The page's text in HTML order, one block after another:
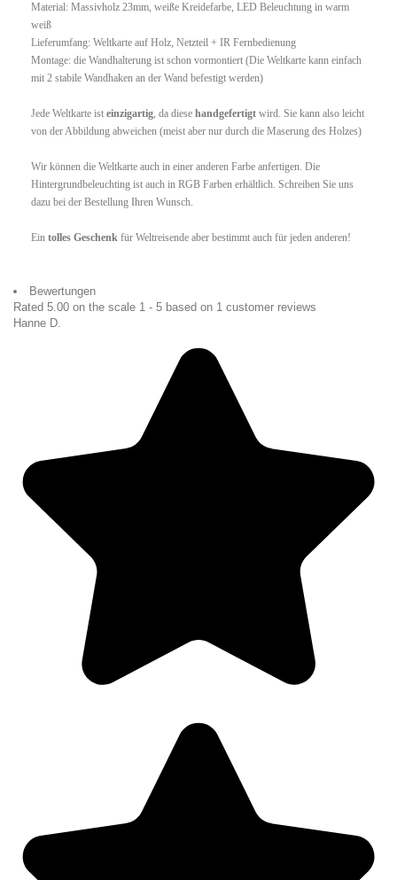
Material: Massivholz 23mm, weiße Kreidefarbe, LED Beleuchtung in warm
weiß
Lieferumfang: Weltkarte auf Holz, Netzteil + IR Fernbedienung
Montage: die Wandhalterung ist schon vormontiert (Die Weltkarte kann einfach
mit 2 stabile Wandhaken an der Wand befestigt werden)
Jede Weltkarte ist einzigartig, da diese handgefertigt wird. Sie kann also leicht
von der Abbildung abweichen (meist aber nur durch die Maserung des Holzes)
Wir können die Weltkarte auch in einer anderen Farbe anfertigen. Die
Hintergrundbeleuchting ist auch in RGB Farben erhältlich. Schreiben Sie uns
dazu bei der Bestellung Ihren Wunsch.
Ein tolles Geschenk für Weltreisende aber bestimmt auch für jeden anderen!
Bewertungen
Rated 5.00 on the scale 1 - 5 based on 1 customer reviews
Hanne D.